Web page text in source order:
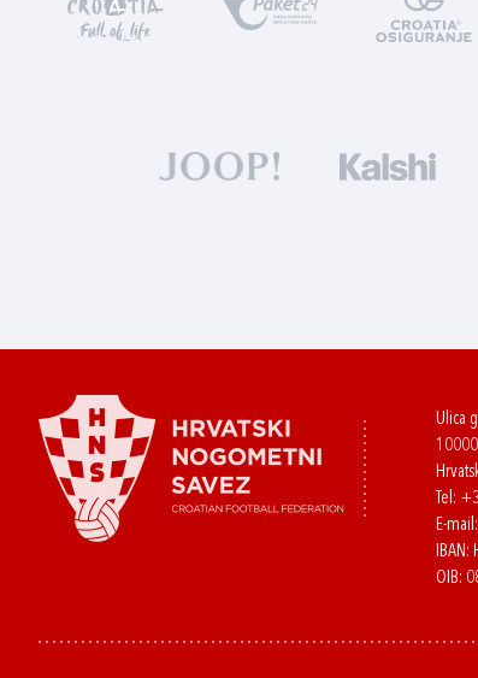
Ulica
Tel:
E-mail:
IBAN:
OIB: